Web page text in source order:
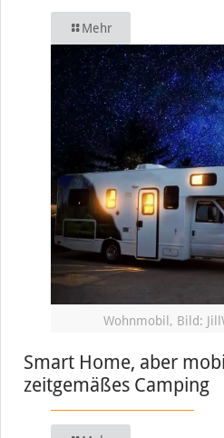
Mehr
Wohnmobil, Bild:
Smart Home, aber
zeitgemäßes Camping